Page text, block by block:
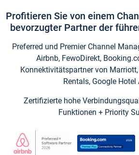
Profitieren Sie von einem
bevorzugter Partner der
Preferred und Premier Channel
Airbnb, FewoDirekt,
Konnektivitätspartner von
Rentals, Google Hotel
Zertifizierte hohe
Funktionen + Priority